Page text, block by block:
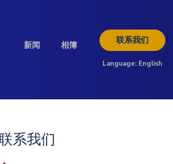
新闻 相簿 联系我们
Language: English
投资者资料
系我们